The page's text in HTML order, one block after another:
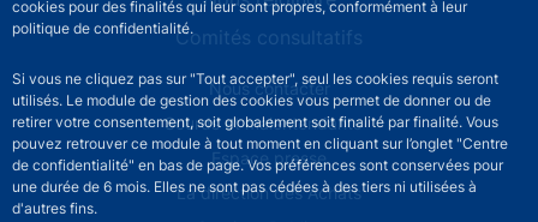
cookies pour des finalités qui leur sont propres, conformément à leur
politique de confidentialité.
Si vous ne cliquez pas sur "Tout accepter", seul les cookies requis seront
utilisés. Le module de gestion des cookies vous permet de donner ou de
retirer votre consentement, soit globalement soit finalité par finalité. Vous
pouvez retrouver ce module à tout moment en cliquant sur l’onglet "Centre
de confidentialité" en bas de page. Vos préférences sont conservées pour
une durée de 6 mois. Elles ne sont pas cédées à des tiers ni utilisées à
d'autres fins.
Comités consultatifs
Footer secondary menuNous contacter
Sourds et malentendants
Espace presse
La direction des Achats